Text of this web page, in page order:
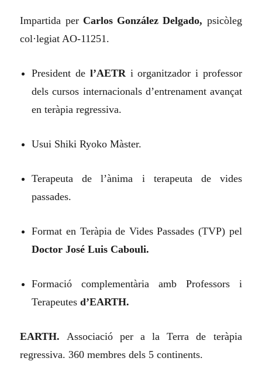
Impartida per Carlos González Delgado, psicòleg
col·legiat AO-11251.
President de l’AETR i organitzador i professor
dels cursos internacionals d’entrenament avançat
en teràpia regressiva.
Usui Shiki Ryoko Màster.
Terapeuta de l’ànima i terapeuta de vides
passades.
Format en Teràpia de Vides Passades (TVP) pel
Doctor José Luis Cabouli.
Formació complementària amb Professors i
Terapeutesd’EARTH.
EARTH. Associació per a la Terra de teràpia
regressiva. 360 membres dels 5 continents.